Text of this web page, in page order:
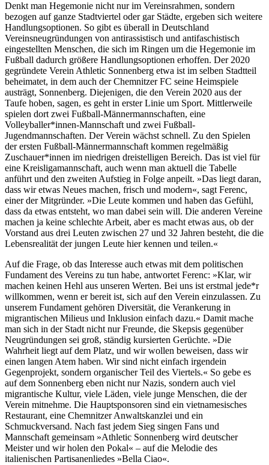
Denkt man Hegemonie nicht nur im Vereinsrahmen, sondern
bezogen auf ganze Stadtviertel oder gar Städte, ergeben sich weitere
Handlungsoptionen. So gibt es überall in Deutschland
Vereinsneugründungen von antirassistisch und antifaschistisch
eingestellten Menschen, die sich im Ringen um die Hegemonie im
Fußball dadurch größere Handlungsoptionen erhoffen. Der 2020
gegründete Verein Athletic Sonnenberg etwa ist im selben Stadtteil
beheimatet, in dem auch der Chemnitzer FC seine Heimspiele
austrägt, Sonnenberg. Diejenigen, die den Verein 2020 aus der
Taufe hoben, sagen, es geht in erster Linie um Sport. Mittlerweile
spielen dort zwei Fußball-Männermannschaften, eine
Volleyballer*innen-Mannschaft und zwei Fußball-
Jugendmannschaften. Der Verein wächst schnell. Zu den Spielen
der ersten Fußball-Männermannschaft kommen regelmäßig
Zuschauer*innen im niedrigen dreistelligen Bereich. Das ist viel für
eine Kreisligamannschaft, auch wenn man aktuell die Tabelle
anführt und den zweiten Aufstieg in Folge anpeilt. »Das liegt daran,
dass wir etwas Neues machen, frisch und modern«, sagt Ferenc,
einer der Mitgründer. »Die Leute kommen und haben das Gefühl,
dass da etwas entsteht, wo man dabei sein will. Die anderen Vereine
machen ja keine schlechte Arbeit, aber es macht etwas aus, ob der
Vorstand aus drei Leuten zwischen 27 und 32 Jahren besteht, die die
Lebensrealität der jungen Leute hier kennen und teilen.«
Auf die Frage, ob das Interesse auch etwas mit dem politischen
Fundament des Vereins zu tun habe, antwortet Ferenc: »Klar, wir
machen keinen Hehl aus unseren Werten. Bei uns ist erstmal jede*r
willkommen, wenn er bereit ist, sich auf den Verein einzulassen. Zu
unserem Fundament gehören Diversität, die Verankerung in
migrantischen Milieus und Inklusion einfach dazu.« Damit mache
man sich in der Stadt nicht nur Freunde, die Skepsis gegenüber
Neugründungen sei groß, ständig kursierten Gerüchte. »Die
Wahrheit liegt auf dem Platz, und wir wollen beweisen, dass wir
einen langen Atem haben. Wir sind nicht einfach irgendein
Gegenprojekt, sondern organischer Teil des Viertels.« So gebe es
auf dem Sonnenberg eben nicht nur Nazis, sondern auch viel
migrantische Kultur, viele Läden, viele junge Menschen, die der
Verein mitnehme. Die Hauptsponsoren sind ein vietnamesisches
Restaurant, eine Chemnitzer Anwaltskanzlei und ein
Schmuckversand. Nach fast jedem Sieg singen Fans und
Mannschaft gemeinsam »Athletic Sonnenberg wird deutscher
Meister und wir holen den Pokal« – auf die Melodie des
italienischen Partisanenliedes »Bella Ciao«.